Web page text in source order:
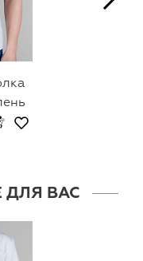
ДЛЯ ВАС